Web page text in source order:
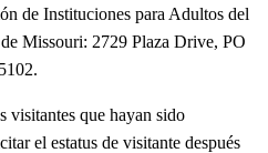
de Instituciones para Adultos del
Missouri: 2729 Plaza Drive, PO
visitantes que hayan sido
el estatus de visitante después